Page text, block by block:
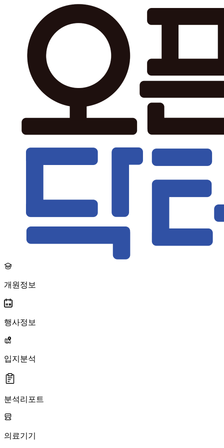
개원정보
행사정보
입지분석
분석리포트
의료기기